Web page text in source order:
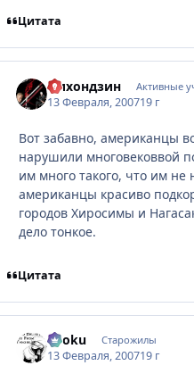
Цитата
Нихондзин Активные
13 Февраля, 200719 г
Вот забавно, американцы
нарушили многовековвой
им много такого, что им не
американцы красиво
городов Хиросимы и
дело тонкое.
Цитата
Ryoku Старожилы
13 Февраля, 200719 г